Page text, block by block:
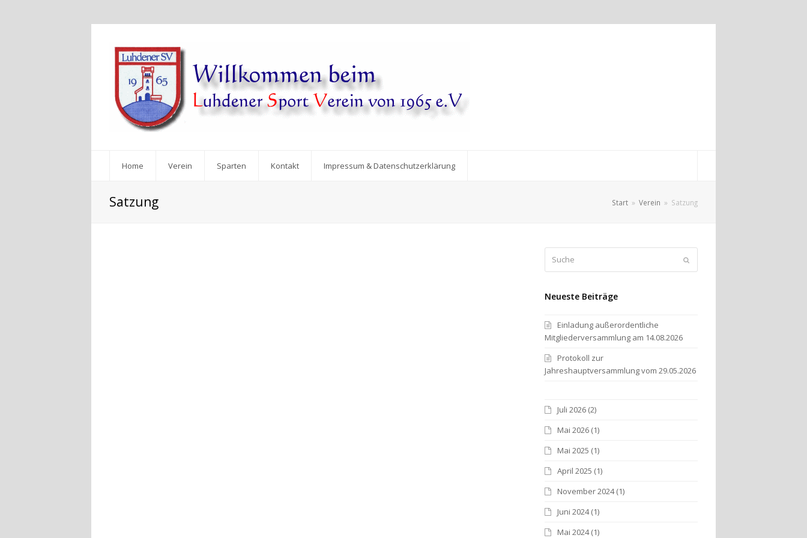
Home Verein Sparten Kontakt Impressum & Datenschutzerklärung
Satzung Start » Verein » Satzung
Neueste Beiträge
Einladung außerordentliche
Mitgliederversammlung am 14.08.2026
Protokoll zur
Jahreshauptversammlung vom 29.05.2026
Juli 2026 (2)
Mai 2026 (1)
Mai 2025 (1)
April 2025 (1)
November 2024(1)
Juni 2024(1)
Mai 2024(1)